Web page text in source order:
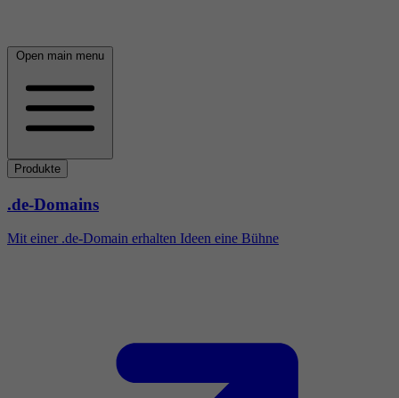
Open main menu
Produkte
.de-Domains
Mit einer .de-Domain erhalten Ideen eine Bühne